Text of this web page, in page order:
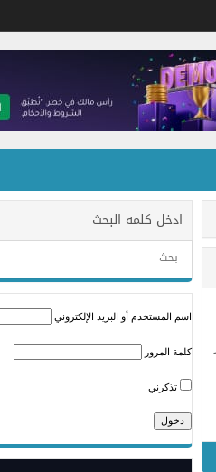
ادخل كلمه البحث
اسم المستخدم أو البريد الإلكتروني
كلمة المرور
تذكرني